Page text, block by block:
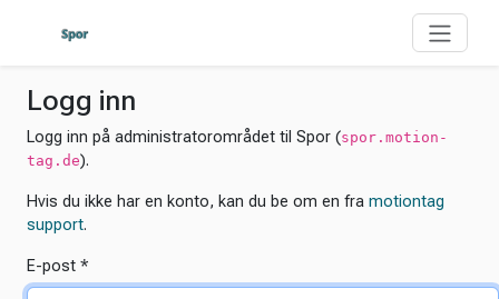
Logg inn
Logg inn på administratorområdet til Spor (spor.motion-
tag.de).
Hvis du ikke har en konto, kan du be om en fra motiontag
support.
E-post